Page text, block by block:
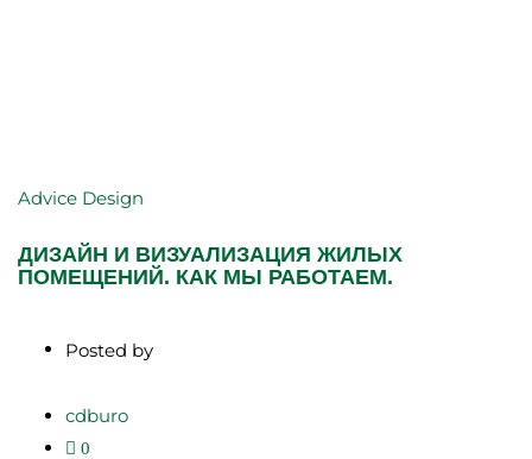
Advice Design
ДИЗАЙН И ВИЗУАЛИЗАЦИЯ ЖИЛЫХ
ПОМЕЩЕНИЙ. КАК МЫ РАБОТАЕМ.
Posted by
cdburo
0